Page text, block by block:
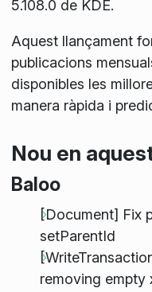
5.108.0 de KDE.
Aquest llançament
publicacions
disponibles les
manera ràpida i
Nou en
Baloo
[Document] Fix
setParentId
removing empty